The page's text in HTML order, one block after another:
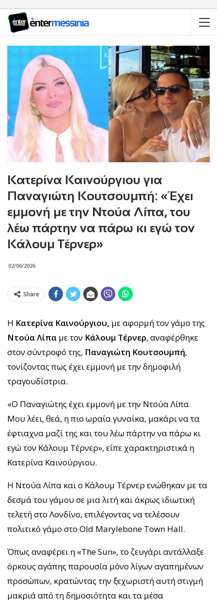
Κατερίνα Καινούργιου για
Παναγιώτη Κουτσουμπή: «Έχει
εμμονή με την Ντούα Λίπα, του
λέω πάρτην να πάρω κι εγώ τον
Κάλουμ Τέρνερ»
02/06/2026
Share
Η Κατερίνα Καινούργιου, με αφορμή τον γάμο της
Ντούα Λίπα με τον Κάλουμ Τέρνερ, αναφέρθηκε
στον σύντροφό της, Παναγιώτη Κουτσουμπή,
τονίζοντας πως έχει εμμονή με την δημοφιλή
τραγουδίστρια.
«Ο Παναγιώτης έχει εμμονή με την Ντούα Λίπα.
Μου λέει, θεά, η πιο ωραία γυναίκα, μακάρι να τα
έφτιαχνα μαζί της και του λέω πάρτην να πάρω κι
εγώ τον Κάλουμ Τέρνερ», είπε χαρακτηριστικά η
Κατερίνα Καινούργιου.
Η Ντούα Λίπα και ο Κάλουμ Τέρνερ ενώθηκαν με τα
δεσμά του γάμου σε μια λιτή και άκρως ιδιωτική
τελετή στο Λονδίνο, επιλέγοντας να τελέσουν
πολιτικό γάμο στο Old Marylebone Town Hall.
Όπως αναφέρει η «The Sun», το ζευγάρι αντάλλαξε
όρκους αγάπης παρουσία μόνο λίγων αγαπημένων
προσώπων, κρατώντας την ξεχωριστή αυτή στιγμή
μακριά από τη δημοσιότητα και τα μέσα